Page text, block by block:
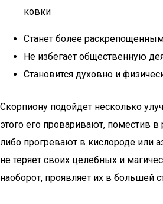
ковки
Станет более
Не избегает общественную
Становится духовно и
Скорпиону подойдет несколько
этого его проваривают, поместив в
либо прогревают в кислороде или
не теряет своих целебных и
наоборот, проявляет их в большей